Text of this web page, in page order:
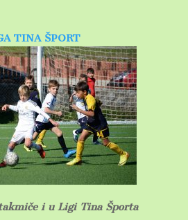
TINA ŠPORT
i u Ligi Tina Športa